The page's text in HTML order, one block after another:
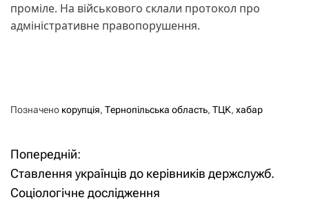
проміле. На військового склали протокол про
адміністративне правопорушення.
Позначено корупція, Тернопільська область, ТЦК, хабар
Н
а
Попередній:
Ставлення українців до керівників держслужб.
Соціологічне дослідження